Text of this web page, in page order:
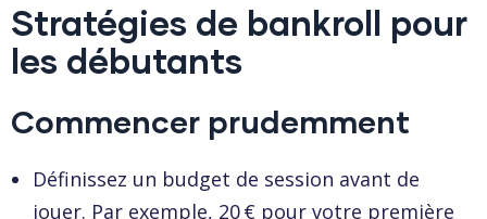
Stratégies de bankroll pour
les débutants
Commencer prudemment
Définissez un budget de session avant de
jouer. Par exemple, 20 € pour votre première